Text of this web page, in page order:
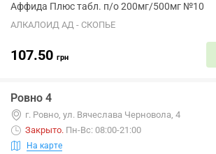
Аффида Плюс табл. п/о 200мг/500мг №10
АЛКАЛОИД АД - СКОПЬЕ
107.50 грн
Ровно 4
г. Ровно, ул. Вячеслава Черновола, 4
Закрыто. Пн-Вс: 08:00-21:00
На карте